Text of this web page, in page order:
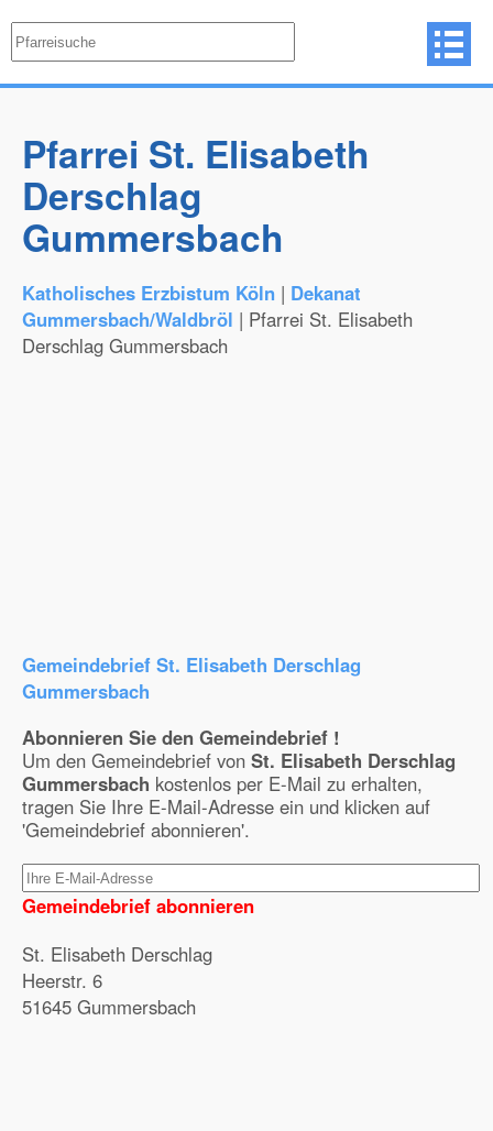
Pfarrei St. Elisabeth
Derschlag
Gummersbach
Katholisches Erzbistum Köln | Dekanat
Gummersbach/Waldbröl | Pfarrei St. Elisabeth
Derschlag Gummersbach
Gemeindebrief St. Elisabeth Derschlag
Gummersbach
Abonnieren Sie den Gemeindebrief !
Um den Gemeindebrief von St. Elisabeth Derschlag
Gummersbach kostenlos per E-Mail zu erhalten,
tragen Sie Ihre E-Mail-Adresse ein und klicken auf
'Gemeindebrief abonnieren'.
Gemeindebrief abonnieren
St. Elisabeth Derschlag
Heerstr. 6
51645 Gummersbach